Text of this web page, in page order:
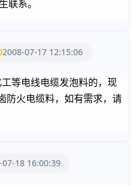
联系。
2008-07-17 12:15:06
等电线电缆发泡料的，现
防火电缆料，如有需求，请
07-18 16:00:39